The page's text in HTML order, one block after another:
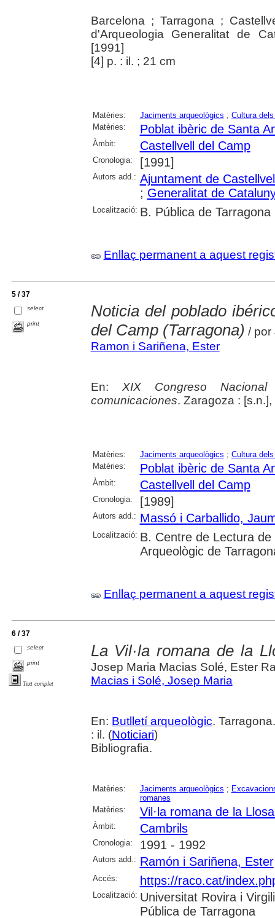
Barcelona ; Tarragona ;
d'Arqueologia Generalitat de
[1991]
[4] p. : il. ; 21 cm
Matèries: Jaciments arqueològics ; Cultura
Matèries:
Poblat ibèric de Santa
Àmbit: Castellvell del Camp
Cronologia: [1991]
Autors add.: Ajuntament de
; Generalitat de
Localització: B. Pública de Tarragona
Enllaç permanent a aquest
5 / 37
select
print
Noticia del poblado
del Camp (Tarragona) / por
Ramon i Sariñena, Ester
En: XIX Congreso
comunicaciones. Zaragoza :
Matèries: Jaciments arqueològics ; Cultura
Matèries:
Poblat ibèric de Santa
Àmbit: Castellvell del Camp
Cronologia: [1989]
Autors add.: Massó i Carballido,
Localització: B. Centre de Lectura
Arqueològic de
Enllaç permanent a aquest
6 / 37
select
print
Text complet
La Vil·la romana de la
Josep Maria Macias Solé, Ester
Macias i Solé, Josep Maria
En: Butlletí arqueològic.
: il. (Noticiari)
Bibliografia.
Matèries: Jaciments arqueològics ;
romanes
Matèries:
Vil·la romana de la
Àmbit: Cambrils
Cronologia: 1991 - 1992
Autors add.: Ramón i Sariñena, Ester
Accés: https://raco.cat/
Localització: Universitat Rovira i
Pública de Tarragona